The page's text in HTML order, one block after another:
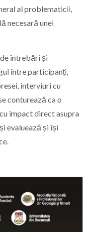
al problematicii,
necesară unei
de întrebări și
între participanți,
interviuri cu
conturează ca o
impact direct asupra
evaluează și își